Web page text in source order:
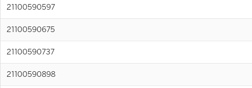
21100590597
21100590675
21100590737
21100590898